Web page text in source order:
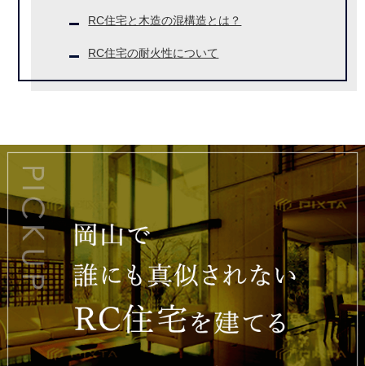
RC住宅と木造の混構造とは？
RC住宅の耐火性について